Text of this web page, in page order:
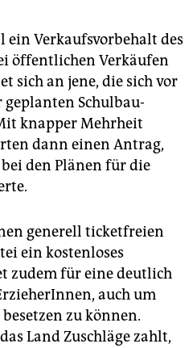
Verkaufsvorbehalt des
öffentlichen Verkäufen
sich an jene, die sich vor
Schulbau-
knapper Mehrheit
dann einen Antrag,
den Plänen für die
generell ticketfreien
ein kostenloses
zudem für eine deutlich
auch um
zu können.
Land Zuschläge zahlt,